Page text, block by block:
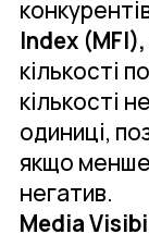
Index (MFI),
кількості
кількості
одиниці,
якщо менше
негатив.
Media